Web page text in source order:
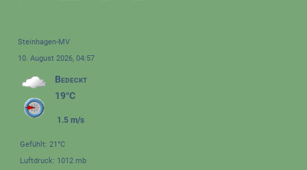
Steinhagen-MV
10. August 2026, 04:57
Bedeckt
19°C
1.5 m/s
Gefühlt: 21°C
Luftdruck: 1012 mb